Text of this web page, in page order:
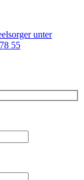
unter
55